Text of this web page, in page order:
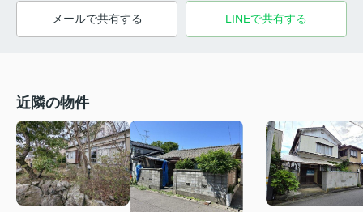
メールで共有する LINEで共有する
近隣の物件